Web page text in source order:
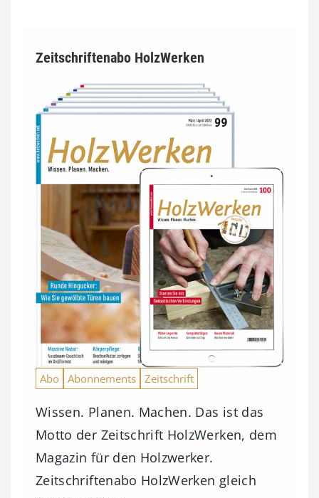
Zeitschriftenabo HolzWerken
Abo Abonnements Zeitschrift
Wissen. Planen. Machen. Das ist das
Motto der Zeitschrift HolzWerken, dem
Magazin für den Holzwerker.
Zeitschriftenabo HolzWerken gleich